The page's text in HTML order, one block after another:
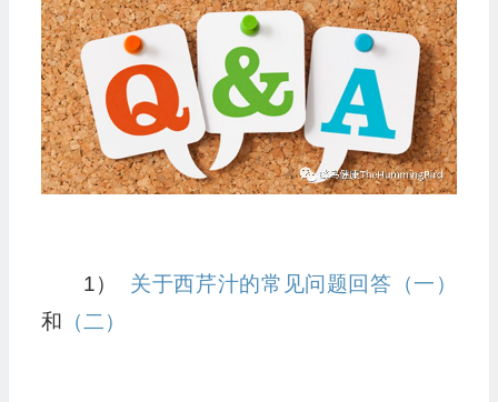
1） 关于西芹汁的常见问题回答（一）
和 （二）